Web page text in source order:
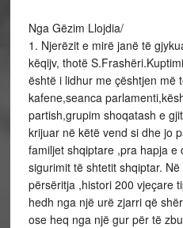
Nga Gëzim Llojdia/
1. Njerëzit e mirë janë të
këqijv, thotë
është i lidhur me çështjen më
kafene,seanca
partish,grupim shoqatash e
krijuar në këtë vend si dhe jo
familjet shqiptare ,pra hapja e
sigurimit të shtetit shqiptar.
përsëritja ,histori 200 vjeçare
hedh nga një urë zjarri që
ose heq nga një gur për të